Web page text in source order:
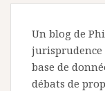
Un blog de
jurisprudence
base de
débats de